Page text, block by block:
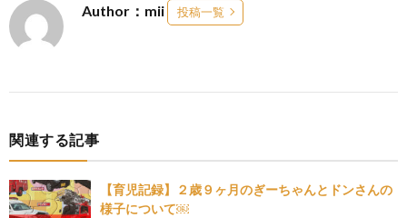
Author：mii 投稿一覧
関連する記事
【育児記録】２歳９ヶ月のぎーちゃんとドンさんの
様子について￼